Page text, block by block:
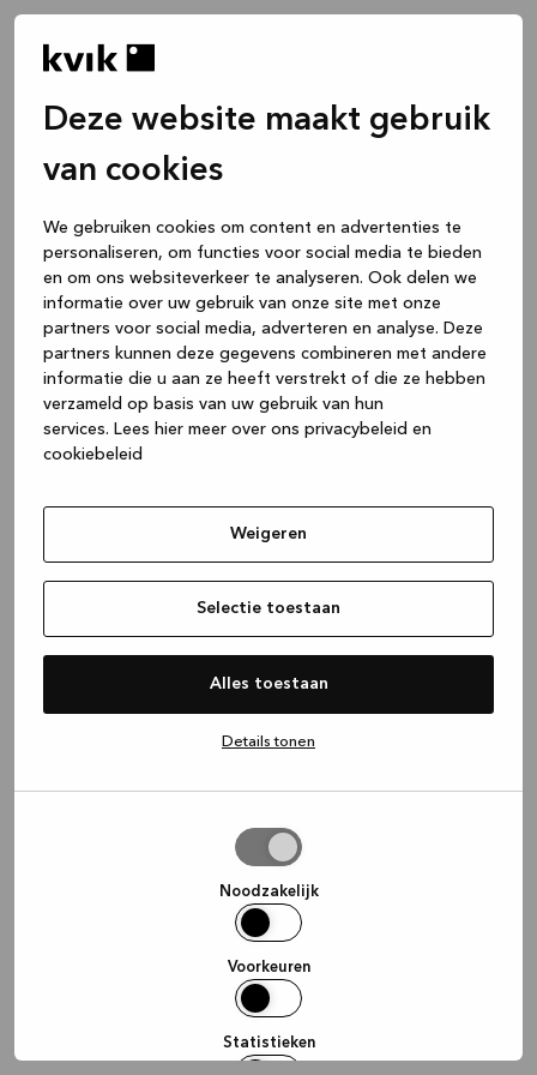
Deze website maakt gebruik
van cookies
We gebruiken cookies om content en advertenties te
personaliseren, om functies voor social media te bieden
en om ons websiteverkeer te analyseren. Ook delen we
informatie over uw gebruik van onze site met onze
partners voor social media, adverteren en analyse. Deze
partners kunnen deze gegevens combineren met andere
informatie die u aan ze heeft verstrekt of die ze hebben
verzameld op basis van uw gebruik van hun
services. Lees hier meer over ons privacybeleid en
cookiebeleid
Weigeren
Selectie toestaan
Alles toestaan
Details tonen
Noodzakelijk
Voorkeuren
Statistieken
(see the browser console for more
information).